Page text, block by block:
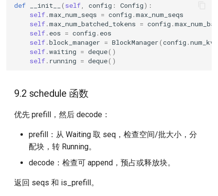
def __init__ ( self config : Config):
self.max_num_seqs = config .max_num_seqs
self.max_num_batched_tokens = config .
self. eos = config . eos
self.block_manager = BlockManager(config .
self.waiting = deque()
self. running = deque()
9.2 schedule 函数
优先 prefill，然后 decode：
prefill：从 Waiting 取 seq，检查空间/批大小，分
配块，转 Running。
decode：检查可 append，预占或释放块。
返回 seqs 和 is_prefill。